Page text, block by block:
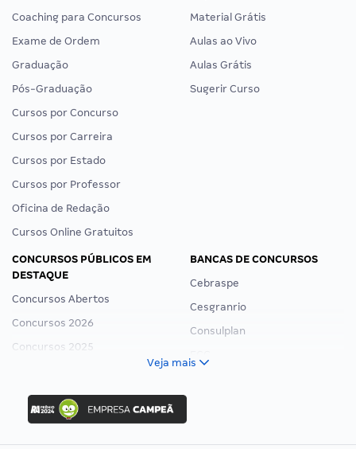
Coaching para Concursos
Exame de Ordem
Graduação
Pós-Graduação
Cursos por Concurso
Cursos por Carreira
Cursos por Estado
Cursos por Professor
Oficina de Redação
Cursos Online Gratuitos
Material Grátis
Aulas ao Vivo
Aulas Grátis
Sugerir Curso
CONCURSOS PÚBLICOS EM
DESTAQUE
Concursos Abertos
Concursos 2026
Concursos 2025
Concurso Ibama
Concurso MPU
Editais publicados
BANCAS DE CONCURSOS
Cebraspe
Cesgranrio
Consulplan
Veja mais